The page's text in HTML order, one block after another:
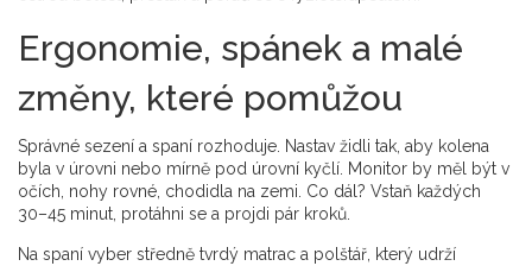
Ergonomie, spánek a malé
změny, které pomůžou
Správné sezení a spaní rozhoduje. Nastav židli tak, aby kolena
byla v úrovni nebo mírně pod úrovní kyčlí. Monitor by měl být v
očích, nohy rovné, chodidla na zemi. Co dál? Vstaň každých
30–45 minut, protáhni se a projdi pár kroků.
Na spaní vyber středně tvrdý matrac a polštář, který udrží